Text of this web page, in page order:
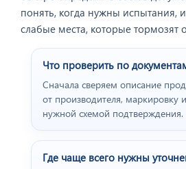
понять, когда нужны испытания,
слабые места, которые тормозят
Что проверить по
Сначала сверяем описание
от производителя, маркировку
нужной схемой подтверждения.
Где чаще всего нужны